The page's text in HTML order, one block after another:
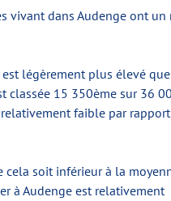
vivant dans Audenge ont un
légèrement plus élevé
classée 15 350ème sur 36
faible par
cela soit inférieur à la
à Audenge est relativement